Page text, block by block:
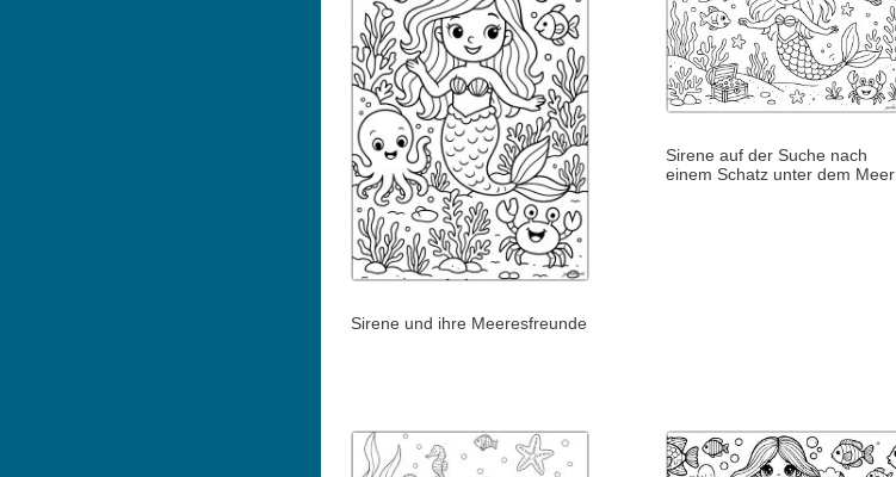
Sirene und ihre Meeresfreunde
Sirene auf der Suche nach
einem Schatz unter dem Meer